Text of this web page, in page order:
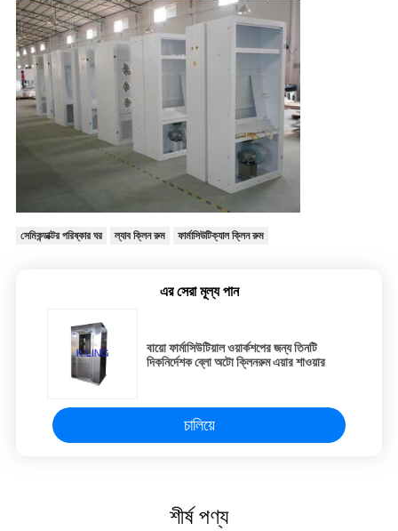
সেমিকন্ডাক্টর পরিষ্কার ঘর ল্যাব ক্লিন রুম ফার্মাসিউটিক্যাল ক্লিন রুম
এর সেরা মূল্য পান
বায়ো ফার্মাসিউটিয়াল ওয়ার্কশপের জন্য তিনটি
দিকনির্দেশক ব্লো অটো ক্লিনরুম এয়ার শাওয়ার
চালিয়ে
শীর্ষ পণ্য